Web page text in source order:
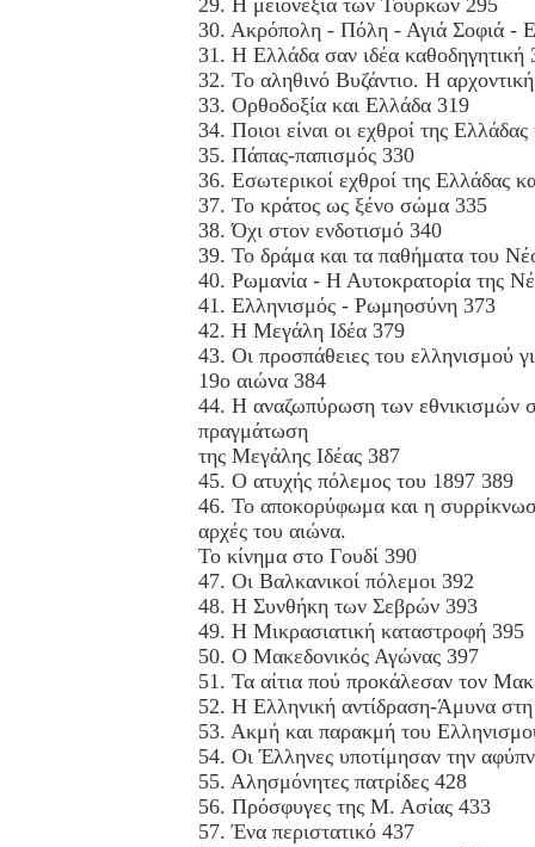
29. Η μειονεξία των Τούρκων 295
30. Ακρόπολη - Πόλη - Αγιά Σοφιά -
31. Η Ελλάδα σαν ιδέα καθοδηγητική
32. Το αληθινό Βυζάντιο. Η αρχοντική
33. Ορθοδοξία και Ελλάδα 319
34. Ποιοι είναι οι εχθροί της
35. Πάπας-παπισμός 330
36. Εσωτερικοί εχθροί της Ελλάδας
37. Το κράτος ως ξένο σώμα 335
38. Όχι στον ενδοτισμό 340
39. Το δράμα και τα παθήματα του
40. Ρωμανία - Η Αυτοκρατορία της
41. Ελληνισμός - Ρωμηοσύνη 373
42. Η Μεγάλη Ιδέα 379
43. Οι προσπάθειες του ελληνισμού
19ο αιώνα 384
44. Η αναζωπύρωση των εθνικισμών
πραγμάτωση
της Μεγάλης Ιδέας 387
45. Ο ατυχής πόλεμος του 1897 389
46. Το αποκορύφωμα και η
αρχές του αιώνα.
Το κίνημα στο Γουδί 390
47. Οι Βαλκανικοί πόλεμοι 392
48. Η Συνθήκη των Σεβρών 393
49. Η Μικρασιατική καταστροφή 395
50. Ο Μακεδονικός Αγώνας 397
51. Τα αίτια πού προκάλεσαν τον
52. Η Ελληνική αντίδραση-Άμυνα
53. Ακμή και παρακμή του
54. Οι Έλληνες υποτίμησαν την
55. Αλησμόνητες πατρίδες 428
56. Πρόσφυγες της Μ. Ασίας 433
57. Ένα περιστατικό 437